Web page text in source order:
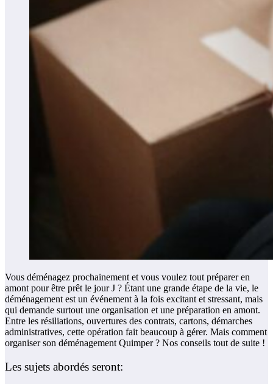
Vous déménagez prochainement et vous voulez tout préparer en
amont pour être prêt le jour J ? Étant une grande étape de la vie, le
déménagement est un événement à la fois excitant et stressant, mais
qui demande surtout une organisation et une préparation en amont.
Entre les résiliations, ouvertures des contrats, cartons, démarches
administratives, cette opération fait beaucoup à gérer. Mais comment
organiser son déménagement Quimper ? Nos conseils tout de suite !
Les sujets abordés seront: